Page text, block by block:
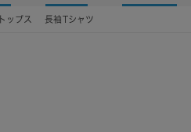
トップス 長袖Tシャツ